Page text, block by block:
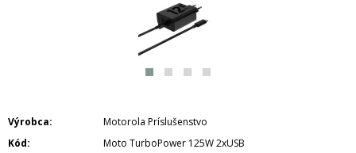
Výrobca
Motorola Príslušenstvo
Kód
Moto TurboPower 125W 2xUSB